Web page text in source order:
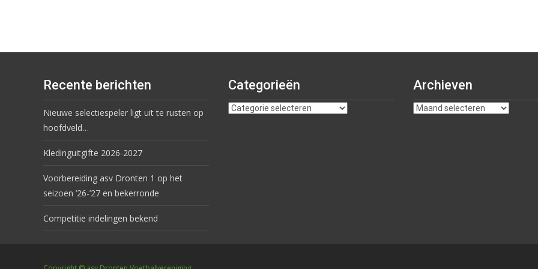
Recente berichten
Nieuwe selectiespeler ligt uit te rusten op
hoofdveld…
Kledinguitgifte 2026-2027
Voorbereiding asv Dronten 1 op het
seizoen ’26-’27 en bekerronde
Competitie indelingen bekend
Categorieën Archieven